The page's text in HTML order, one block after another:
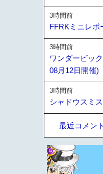
3時間前
FFRKミニレポ
3時間前
ワンダーピッ
08月12日開催)
3時間前
シャドウスミス
最近コメン